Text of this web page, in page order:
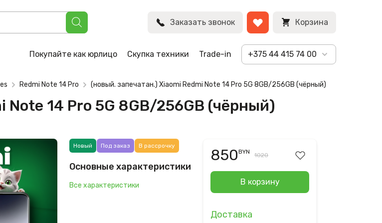
Заказать звонок Корзина
Покупайте как юрлицо Скупка техники Trade-in +375 44 415 74 00
256GB (чёрный)
BYN
Redmi Note 14 Pro (новый. запечатан.) Xiaomi Redmi Note 14 Pro 5G 8GB/256GB (чёрный)
Note 14 Pro 5G 8GB/256GB (чёрный)
Новый Под заказ В рассрочку
Основные характеристики
Все характеристики
850BYN 1020
В корзину
Доставка